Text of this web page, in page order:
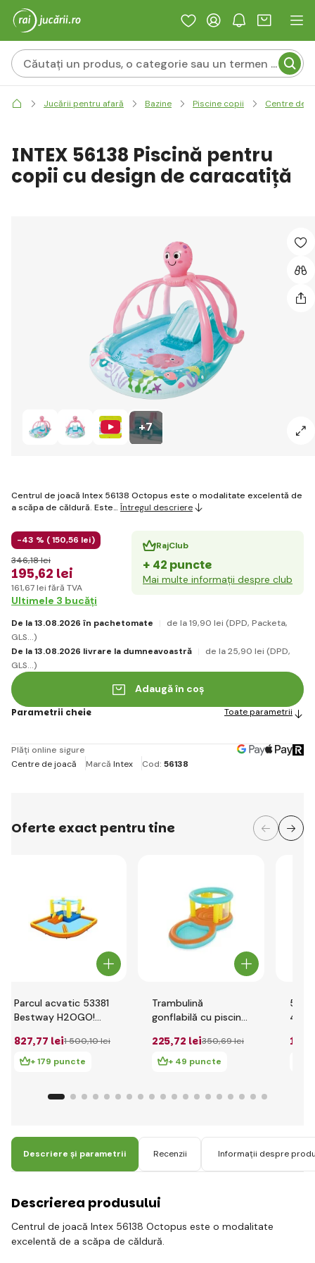
Jucării pentru afară Bazine Piscine copii Centre de
+7
INTEX 56138 Piscină pentru
copii cu design de caracatiță
Centrul de joacă Intex 56138 Octopus este o modalitate excelentă de
a scăpa de căldură. Este… Întregul descriere
-43 % (150,56 lei)
195,62 lei
346,18 lei
161,67 lei fără TVA
RajClub
+ 42 puncte
Mai multe informații despre club
Ultimele 3 bucăți
De la 13.08.2026 în pachetomate de la 19,90 lei (DPD, Packeta,
GLS...)
De la 13.08.2026 livrare la dumneavoastră
de la 25,90 lei (DPD,
GLS...)
Adaugă în coș
Parametrii cheie Toate parametrii
Plăți online sigure
Centre de joacă
Marcă Intex Cod: 56138
Oferte exact pentru tine
Parcul acvatic 53381
Bestway H2OGO!
1.52m Beach Bounce
827,77 lei1 500,10 lei
+ 179 puncte
Trambulină
gonflabilă cu piscină
2.39mx 1.42mx
1.02m
225,72 lei350,69 lei
+ 49 puncte
175
Descriere și parametrii Recenzii Informații despre
Descrierea produsului
Centrul de joacă Intex 56138 Octopus este o modalitate
excelentă de a scăpa de căldură.